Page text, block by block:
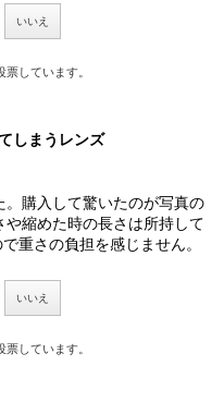
いいえ
しています。
しまうレンズ
購入して驚いたのが写真の
縮めた時の長さは所持して
重さの負担を感じません。
いいえ
しています。